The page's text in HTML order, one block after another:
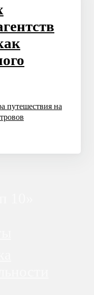
путешествия на